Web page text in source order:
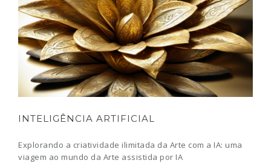
INTELIGÊNCIA ARTIFICIAL
Explorando a criatividade ilimitada da Arte com a IA: uma
viagem ao mundo da Arte assistida por IA